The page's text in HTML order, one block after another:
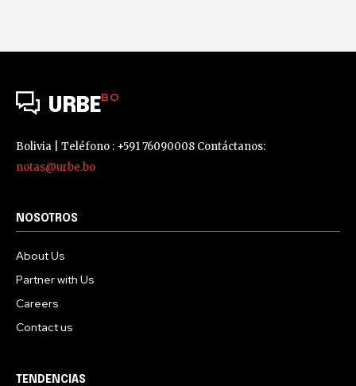
URBEBO
Bolivia | Teléfono : +591 76090008 Contáctanos:
notas@urbe.bo
NOSOTROS
About Us
Partner with Us
Careers
Contact us
TENDENCIAS